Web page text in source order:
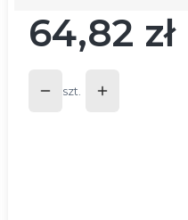
Cena
64,82 zł
szt.